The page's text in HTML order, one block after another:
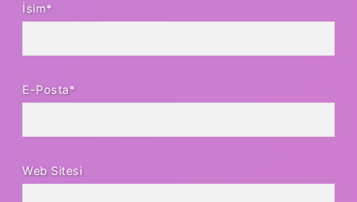
İsim*
E-Posta*
Web Sitesi